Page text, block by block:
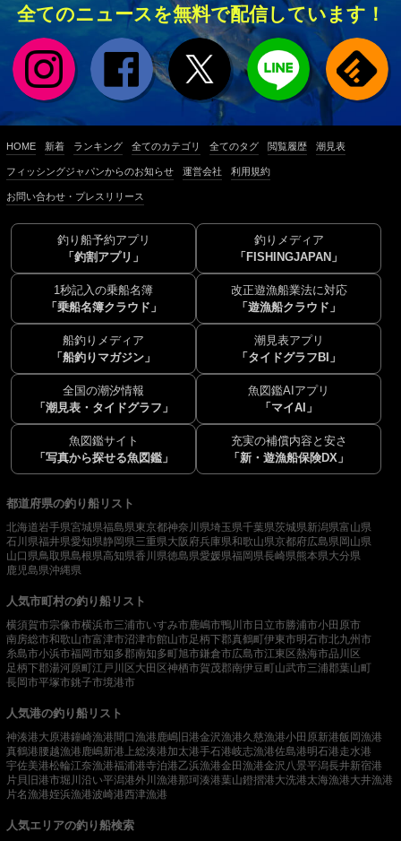
全てのニュースを無料で配信しています！
HOME 新着 ランキング 全てのカテゴリ 全てのタグ 閲覧履歴 潮見表
フィッシングジャパンからのお知らせ 運営会社 利用規約
お問い合わせ・プレスリリース
釣り船予約アプリ
「釣割アプリ」
釣りメディア
「FISHINGJAPAN」
1秒記入の乗船名簿
「乗船名簿クラウド」
改正遊漁船業法に対応
「遊漁船クラウド」
船釣りメディア
「船釣りマガジン」
潮見表アプリ
「タイドグラフBI」
全国の潮汐情報
「潮見表・タイドグラフ」
魚図鑑AIアプリ
「マイAI」
魚図鑑サイト
「写真から探せる魚図鑑」
充実の補償内容と安さ
「新・遊漁船保険DX」
都道府県の釣り船リスト
北海道岩手県宮城県福島県東京都神奈川県埼玉県千葉県茨城県新潟県富山県
石川県福井県愛知県静岡県三重県大阪府兵庫県和歌山県京都府広島県岡山県
山口県鳥取県島根県高知県香川県徳島県愛媛県福岡県長崎県熊本県大分県
鹿児島県沖縄県
人気市町村の釣り船リスト
横須賀市宗像市横浜市三浦市いすみ市鹿嶋市鴨川市日立市勝浦市小田原市
南房総市和歌山市富津市沼津市館山市足柄下郡真鶴町伊東市明石市北九州市
糸島市小浜市福岡市知多郡南知多町旭市鎌倉市広島市江東区熱海市品川区
足柄下郡湯河原町江戸川区大田区神栖市賀茂郡南伊豆町山武市三浦郡葉山町
長岡市平塚市銚子市境港市
人気港の釣り船リスト
神湊港大原港鐘崎漁港間口漁港 鹿嶋旧港金沢漁港久慈漁港小田原新港飯岡漁港
真鶴港腰越漁港 鹿嶋新港 上総湊港加太港手石港岐志漁港佐島港明石港走水港
宇佐美港松輪江奈漁港福浦港寺泊港乙浜漁港金田漁港金沢八景平潟長井新宿港
片貝旧港市堀川沿い平潟港外川漁港那珂湊港葉山鐙摺港大洗港太海漁港大井漁港
片名漁港姪浜漁港波崎港西津漁港
人気エリアの釣り船検索